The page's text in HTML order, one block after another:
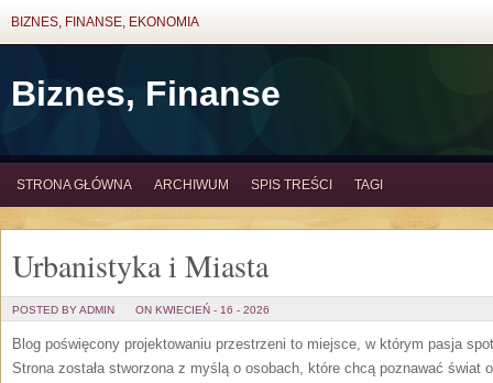
BIZNES, FINANSE, EKONOMIA
Biznes, Finanse
STRONA GŁÓWNA ARCHIWUM SPIS TREŚCI TAGI
Urbanistyka i Miasta
POSTED BY ADMIN ON KWIECIEŃ - 16 - 2026
Blog poświęcony projektowaniu przestrzeni to miejsce, w którym pasja
Strona została stworzona z myślą o osobach, które chcą poznawać świat